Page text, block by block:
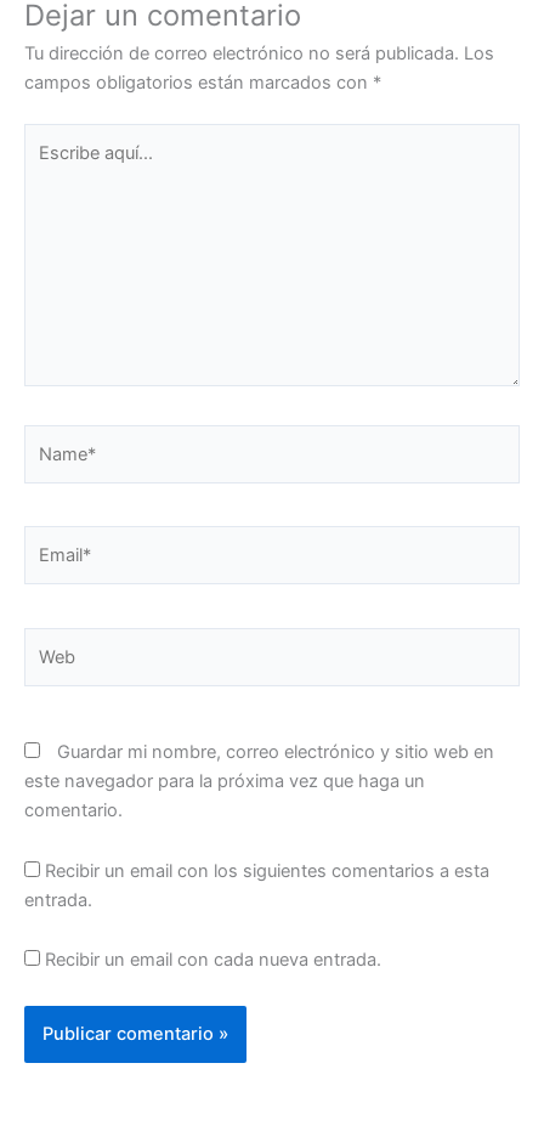
Dejar un comentario
Tu dirección de correo electrónico no será publicada. Los
campos obligatorios están marcados con *
Guardar mi nombre, correo electrónico y sitio web en
este navegador para la próxima vez que haga un
comentario.
Recibir un email con los siguientes comentarios a esta
entrada.
Recibir un email con cada nueva entrada.